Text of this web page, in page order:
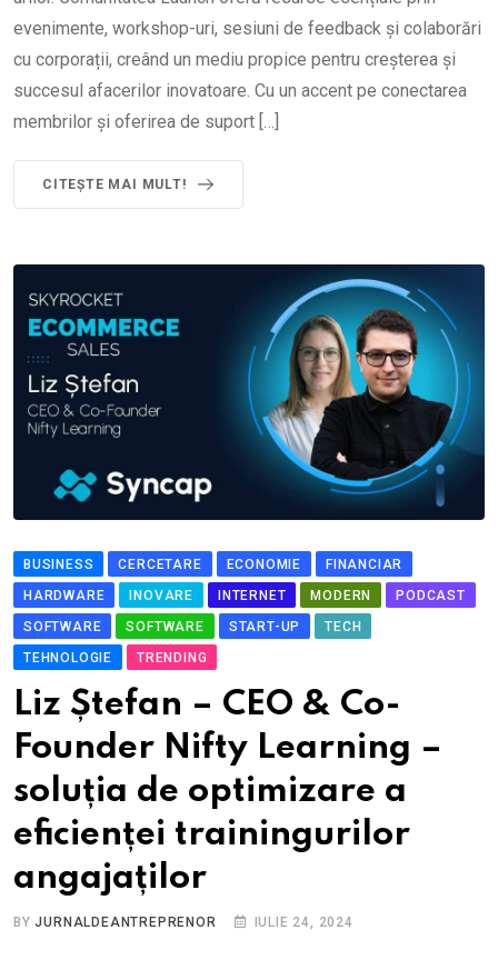
evenimente, workshop-uri, sesiuni de feedback și colaborări
cu corporații, creând un mediu propice pentru creșterea și
succesul afacerilor inovatoare. Cu un accent pe conectarea
membrilor și oferirea de suport […]
CITEȘTE MAI MULT!
BUSINESS CERCETARE ECONOMIE
FINANCIAR
HARDWARE
INOVARE INTERNET MODERN
PODCAST
SOFTWARE
SOFTWARE START-UP
TECH
TEHNOLOGIE
TRENDING
Liz Ștefan – CEO & Co-
Founder Nifty Learning –
soluția de optimizare a
eficienței trainingurilor
angajaților
BYJURNALDEANTREPRENOR IULIE 24, 2024